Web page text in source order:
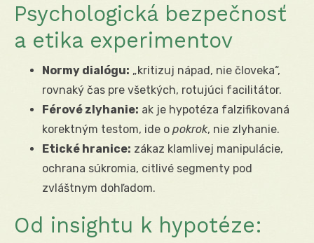
Psychologická bezpečnosť
a etika experimentov
Normy dialógu: „kritizuj nápad, nie človeka“,
rovnaký čas pre všetkých, rotujúci facilitátor.
Férové zlyhanie: ak je hypotéza falzifikovaná
korektným testom, ide o pokrok, nie zlyhanie.
Etické hranice: zákaz klamlivej manipulácie,
ochrana súkromia, citlivé segmenty pod
zvláštnym dohľadom.
Od insightu k hypotéze: